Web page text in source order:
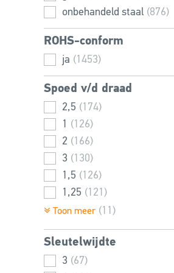
(26)
85 (3)
90
(19)
95 (1)
96 (14)
100 (15)
108 (12)
110 (4)
120 (5)
130 (1)
140
(1)
28 (4)
40
45 (32)
50
(46)
55 (28)
60 (46)
65 (31)
70
(47)
75 (27)
90 (43)
95 (18)
onbehandeld staal (876)
ROHS-conform
ja (1453)
Spoed v/d draad
2,5 (174)
1
(126)
2 (166)
3 (130)
1,5 (126)
1,25 (121)
1,75 (110)
0,8 (101)
3,5 (96)
0,7 (67)
Toon meer (11)
Sleutelwijdte
3 (67)